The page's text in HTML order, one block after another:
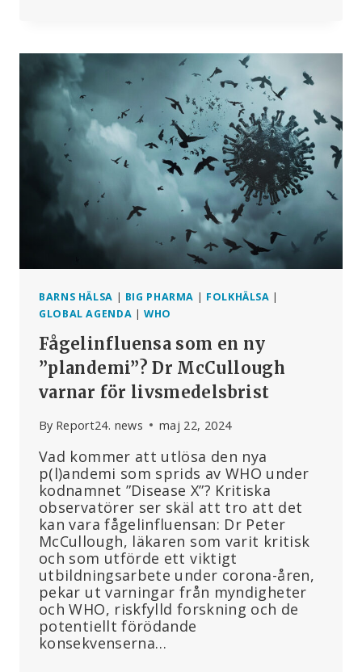
LÄGGS
IS
BARNS HÄLSA | BIG PHARMA | FOLKHÄLSA |
GLOBAL AGENDA |WHO
Fågelinfluensa som en ny
”plandemi”? Dr McCullough
varnar för livsmedelsbrist
By Report24. news maj 22, 2024
Vad kommer att utlösa den nya
p(l)andemi som sprids av WHO under
kodnamnet ”Disease X”? Kritiska
observatörer ser skäl att tro att det
kan vara fågelinfluensan: Dr Peter
McCullough, läkaren som varit kritisk
och som utförde ett viktigt
utbildningsarbete under corona-åren,
pekar ut varningar från myndigheter
och WHO, riskfylld forskning och de
potentiellt förödande
konsekvenserna…